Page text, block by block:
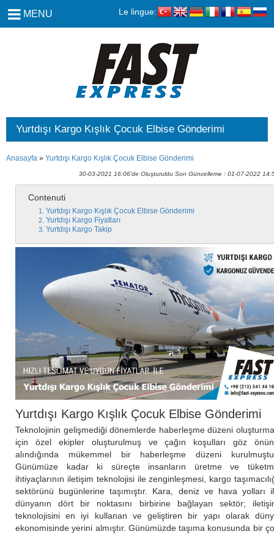
MENU Le lingue:
Yurtdışı Kargo Kışlık Çocuk Elbise Gönderimi
Anasayfa » Yurtdışı Kargo Kışlık Çocuk Elbise Gönderimi
30-03-2021 16:06'de Oluşturuldu Son Güncelleme : 01-07-2022
Contenuti
Yurtdışı Kargo Kışlık Çocuk Elbise Gönderimi
Yurtdışı Kargo Fiyatları
Yurtdışı Kargo Takip
Yurtdışı Kargo Kışlık Çocuk Elbise Gönderimi
Teknolojinin gelişmediği dönemlerde haberleşme düzeni
için özel ekipler oluşturulmuş ve çağın koşulları göz
alındığında mükemmel bir haberleşme düzeni
Günümüze kadar ki süreçte insanların üretme ve
ihtiyaçlarının iletişim teknolojisi ile zenginleşmesi, kargo
sektörünü bugünlerine taşımıştır. Kara, deniz ve hava yolları
dünyanın dört bir noktasını birbirine bağlayan sektör;
teknolojisini en iyi kullanan ve geliştiren bir yapı olarak
ekonomisinde yerini almıştır. Günümüzde taşıma konusunda bir